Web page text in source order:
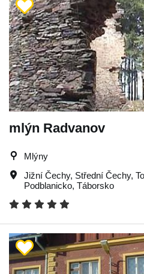
mlýn Radvanov
Mlýny
Jižní Čechy, Střední Čechy,
Podblanicko, Táborsko